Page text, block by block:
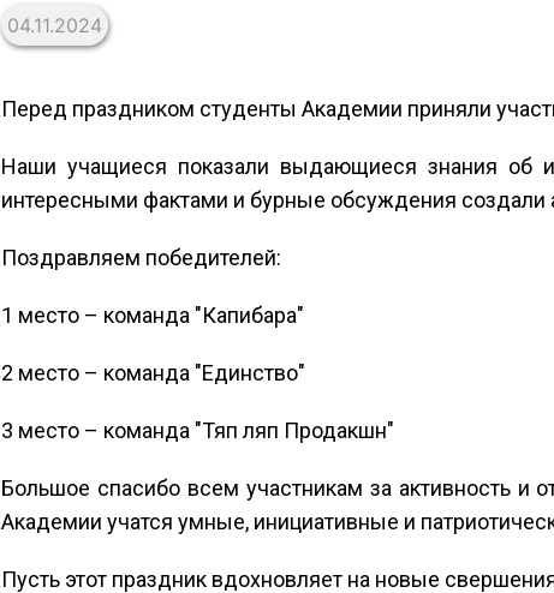
04.11.2024
Перед праздником студенты Академии приняли
Наши учащиеся показали выдающиеся знания об
интересными фактами и бурные обсуждения создали
Поздравляем победителей:
1 место – команда "Капибара"
2 место – команда "Единство"
3 место – команда "Тяп ляп Продакшн"
Большое спасибо всем участникам за активность и
Академии учатся умные, инициативные и
Пусть этот праздник вдохновляет на новые